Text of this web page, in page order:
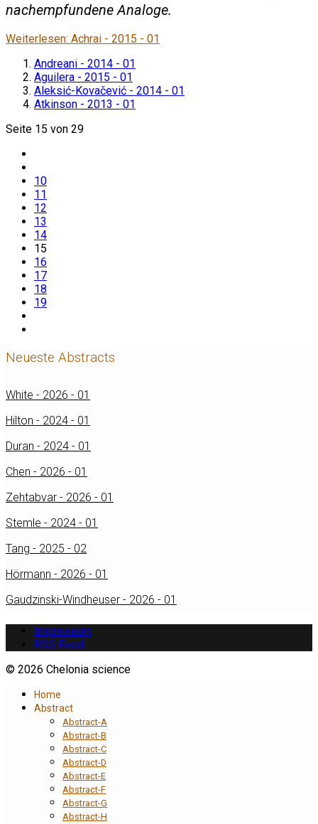
nachempfundene Analoge.
Weiterlesen: Achrai - 2015 - 01
Andreani - 2014 - 01
Aguilera - 2015 - 01
Aleksić-Kovačević - 2014 - 01
Atkinson - 2013 - 01
Seite 15 von 29
10
11
12
13
14
15
16
17
18
19
Neueste Abstracts
White - 2026 - 01
Hilton - 2024 - 01
Duran - 2024 - 01
Chen - 2026 - 01
Zehtabvar - 2026 - 01
Stemle - 2024 - 01
Tang - 2025 - 02
Hörmann - 2026 - 01
Gaudzinski-Windheuser - 2026 - 01
Impressum
RSS Feed
© 2026 Chelonia science
Home
Abstract
Abstract-A
Abstract-B
Abstract-C
Abstract-D
Abstract-E
Abstract-F
Abstract-G
Abstract-H